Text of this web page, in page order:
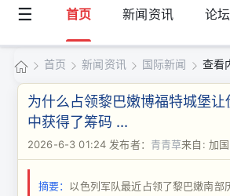
☰ 首页 新闻资讯 论坛
加
国
同
城
›
首页
›
新闻资讯 国际新闻 查看
为什么占领黎巴嫩博福特城堡让
中获得了筹码 ...
2026-6-3 01:24 发布者： 青青草来自: 加
摘要： 以色列军队最近占领了黎巴嫩南部